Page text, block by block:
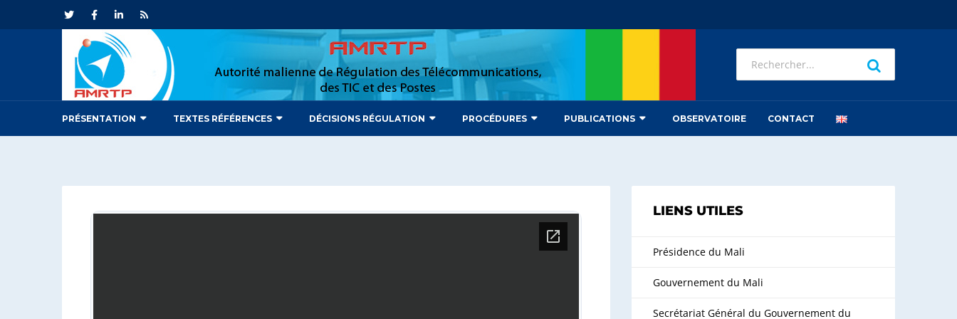
PRÉSENTATION TEXTES RÉFÉRENCES DÉCISIONS RÉGULATION PROCÉDURES PUBLICATIONS OBSERVATOIRE CONTACT
LIENS UTILES
Présidence du Mali
Gouvernement du Mali
Secrétariat Général du Gouvernement du